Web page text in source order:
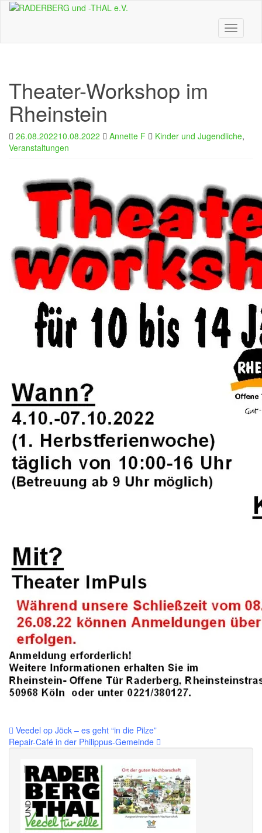
Skip
content
Toggle
Theater-Workshop im
Rheinstein
26.08.202210.08.2022 Annette F Kinder und Jugendliche,
Veranstaltungen
Beitragsnavigation
Veedel op Jöck – es geht “in die Pilze”
Repair-Café in der Philippus-Gemeinde